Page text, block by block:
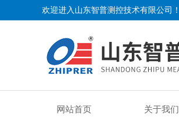
欢迎进入山东智普测控技术有限公司！
网站首页 关于我们